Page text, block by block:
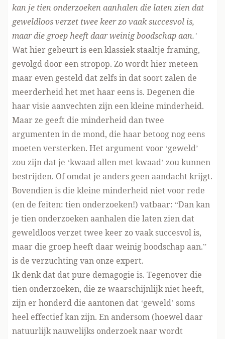
kan je tien onderzoeken aanhalen die laten zien dat
geweldloos verzet twee keer zo vaak succesvol is,
maar die groep heeft daar weinig boodschap aan.’
Wat hier gebeurt is een klassiek staaltje framing,
gevolgd door een stropop. Zo wordt hier meteen
maar even gesteld dat zelfs in dat soort zalen de
meerderheid het met haar eens is. Degenen die
haar visie aanvechten zijn een kleine minderheid.
Maar ze geeft die minderheid dan twee
argumenten in de mond, die haar betoog nog eens
moeten versterken. Het argument voor ‘geweld’
zou zijn dat je ‘kwaad allen met kwaad’ zou kunnen
bestrijden. Of omdat je anders geen aandacht krijgt.
Bovendien is die kleine minderheid niet voor rede
(en de feiten: tien onderzoeken!) vatbaar: “Dan kan
je tien onderzoeken aanhalen die laten zien dat
geweldloos verzet twee keer zo vaak succesvol is,
maar die groep heeft daar weinig boodschap aan.”
is de verzuchting van onze expert.
Ik denk dat dat pure demagogie is. Tegenover die
tien onderzoeken, die ze waarschijnlijk niet heeft,
zijn er honderd die aantonen dat ‘geweld’ soms
heel effectief kan zijn. En andersom (hoewel daar
natuurlijk nauwelijks onderzoek naar wordt